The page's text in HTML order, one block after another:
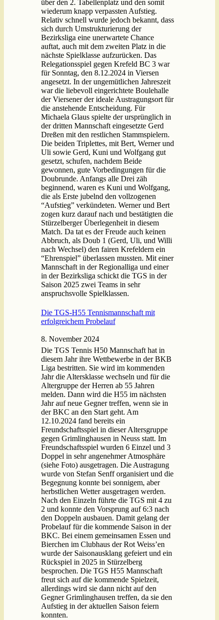
über den 2. Tabellenplatz und den somit
wiederum knapp verpassten Aufstieg.
Relativ schnell wurde jedoch bekannt, dass
sich durch Umstrukturierung der
Bezirksliga eine unerwartete Chance
auftat, auch mit dem zweiten Platz in die
nächste Spielklasse aufzurücken. Das
Relegationsspiel gegen Krefeld BC 3 war
für Sonntag, den 8.12.2024 in Viersen
angesetzt. In der ungemütlichen Jahreszeit
war die liebevoll eingerichtete Boulehalle
der Viersener der ideale Austragungsort für
die anstehende Entscheidung. Für
Michaela Glaus spielte der ursprünglich in
der dritten Mannschaft eingesetzte Gerd
Dreßen mit den restlichen Stammspielern.
Die beiden Triplettes, mit Bert, Werner und
Uli sowie Gerd, Kuni und Wolfgang gut
gesetzt, schufen, nachdem Beide
gewonnen, gute Vorbedingungen für die
Doubrunde. Anfangs alle Drei zäh
beginnend, waren es Kuni und Wolfgang,
die als Erste jubelnd den vollzogenen
“Aufstieg” verkündeten. Werner und Bert
zogen kurz darauf nach und bestätigten die
Stürzelberger Überlegenheit in diesem
Match. Da tat es der Freude auch keinen
Abbruch, als Doub 1 (Gerd, Uli, und Willi
nach Wechsel) den fairen Krefeldern ein
“Ehrenspiel” überlassen mussten. Mit einer
Mannschaft in der Regionalliga und einer
in der Bezirksliga schickt die TGS in der
Saison 2025 zwei Teams in sehr
anspruchsvolle Spielklassen.
Die TGS-H55 Tennismannschaft mit
erfolgreichem Probelauf
8. November 2024
Die TGS Tennis H50 Mannschaft hat in
diesem Jahr ihre Wettbewerbe in der BKB
Liga bestritten. Sie wird im kommenden
Jahr die Altersklasse wechseln und für die
Altergruppe der Herren ab 55 Jahren
melden. Dann wird die H55 im nächsten
Jahr auf neue Gegner treffen, wenn sie in
der BKC an den Start geht. Am
12.10.2024 fand bereits ein
Freundschaftsspiel in dieser Altersgruppe
gegen Grimlinghausen in Neuss statt. Im
Freundschaftsspiel wurden 6 Einzel und 3
Doppel in sehr angenehmer Atmosphäre
(siehe Foto) ausgetragen. Die Austragung
wurde von Stefan Senff organisiert und die
Begegnung konnte bei sonnigem, aber
herbstlichen Wetter ausgetragen werden.
Nach den Einzeln führte die TGS mit 4 zu
2 und konnte den Vorsprung auf 6:3 nach
den Doppeln ausbauen. Damit gelang der
Probelauf für die kommende Saison in der
BKC. Bei einem gemeinsamen Essen und
Bierchen im Clubhaus der Rot Weiss’en
wurde der Saisonausklang gefeiert und ein
Rückspiel in 2025 in Stürzelberg
besprochen. Die TGS H55 Mannschaft
freut sich auf die kommende Spielzeit,
allerdings wird sie dann nicht auf den
Gegner Grimlinghausen treffen, da sie den
Aufstieg in der aktuellen Saison feiern
konnten.